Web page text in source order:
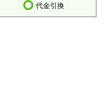
代金引換